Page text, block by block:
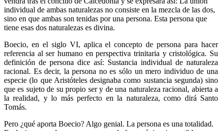
individual de ambas naturalezas no consiste en la mezcla de las dos,
sino en que ambas son tenidas por una persona. Esta persona que
tiene esas dos naturalezas es divina.
Boecio, en el siglo VI, aplica el concepto de persona para hacer
referencia al ser humano en perspectiva trinitaria y cristológica. Su
definición de persona dice así: Sustancia individual de naturaleza
racional. Es decir, la persona no es sólo un mero individuo de una
especie (lo que Aristóteles designaba como sustancia segunda) sino
que es sujeto de su propio ser y de una naturaleza racional, abierta a
la realidad, y lo más perfecto en la naturaleza, como dirá Santo
Tomás.
Pero ¿qué aporta Boecio? Algo genial. La persona es una totalidad.